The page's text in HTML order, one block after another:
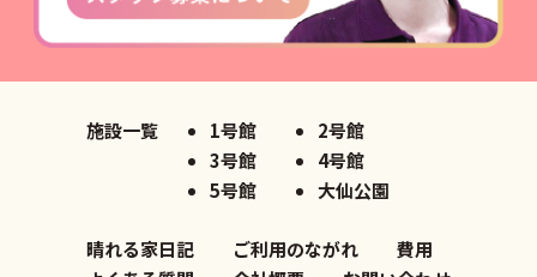
施設一覧 1号館
2号館
3号館
4号館
5号館
大仙公園
晴れる家日記 ご利用のながれ
費用